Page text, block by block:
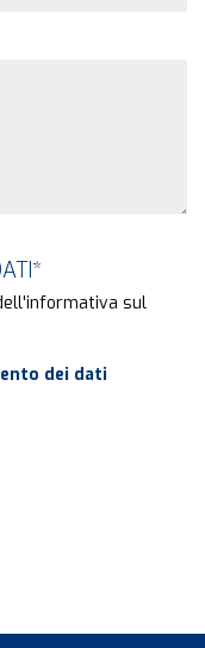
*
sul
dei dati